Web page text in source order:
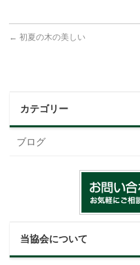
← 初夏の木の美しい
カテゴリー
ブログ
当協会について